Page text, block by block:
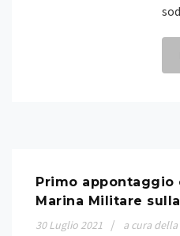
Primo appontaggio
Marina Militare
30 Luglio 2021 a cura